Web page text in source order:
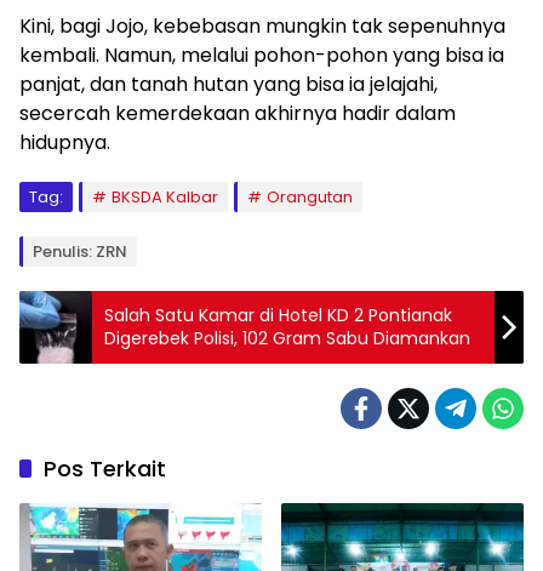
Kini, bagi Jojo, kebebasan mungkin tak sepenuhnya
kembali. Namun, melalui pohon-pohon yang bisa ia
panjat, dan tanah hutan yang bisa ia jelajahi,
secercah kemerdekaan akhirnya hadir dalam
hidupnya.
Tag: BKSDA Kalbar Orangutan
Penulis: ZRN
Salah Satu Kamar di Hotel KD 2 Pontianak
Digerebek Polisi, 102 Gram Sabu Diamankan
Pos Terkait